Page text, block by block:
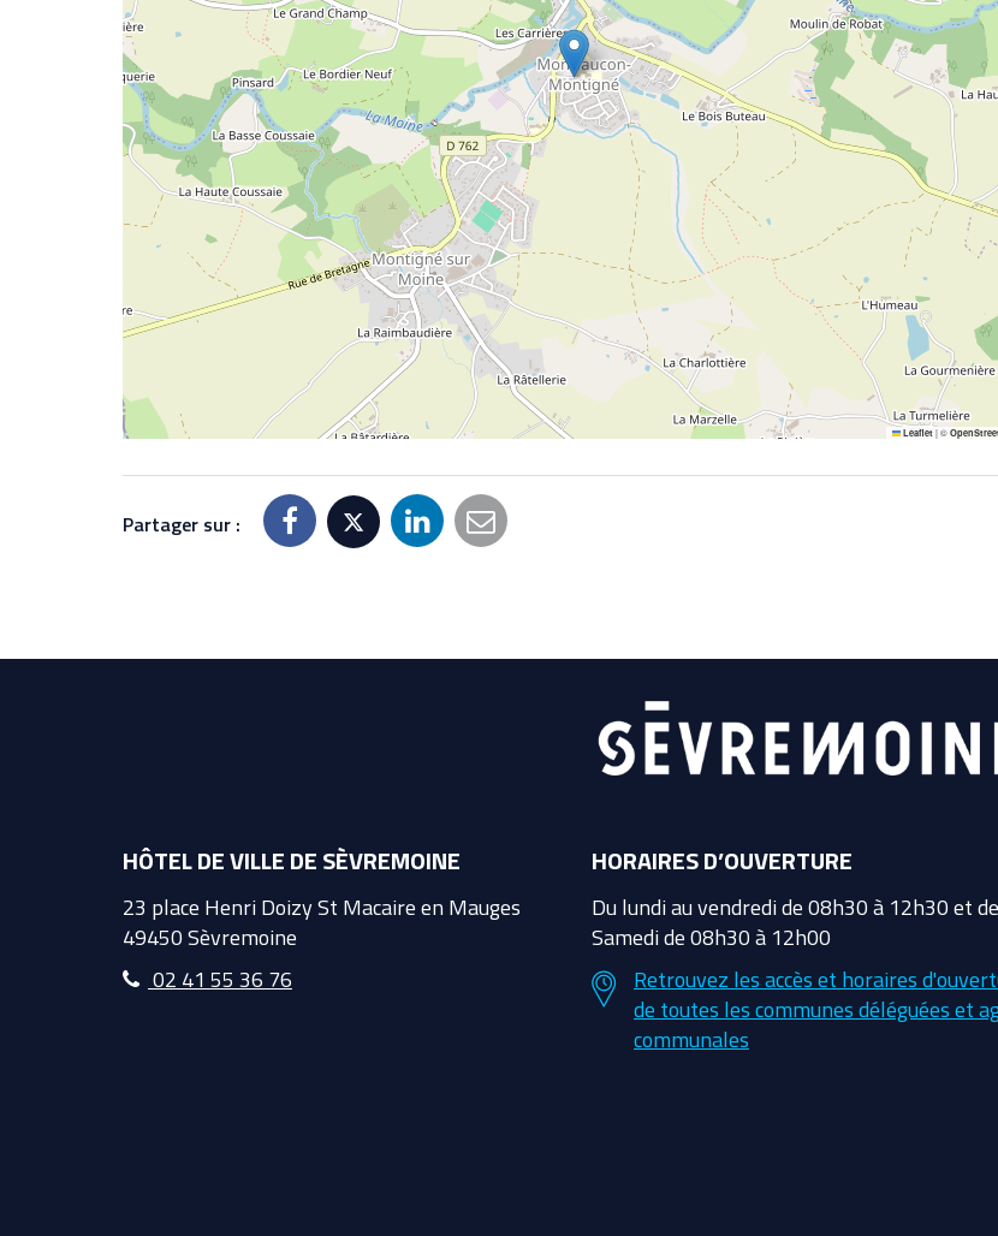
Leaflet |©
Partager sur :
HÔTEL DE VILLE DE SÈVREMOINE
23 place Henri Doizy St Macaire en Mauges
49450 Sèvremoine
02 41 55 36 76
HORAIRES D’OUVERTURE
Du lundi au vendredi de 08h30 à 12h30 et
Samedi de 08h30 à 12h00
Retrouvez les accès et horaires
de toutes les communes déléguées et
communales